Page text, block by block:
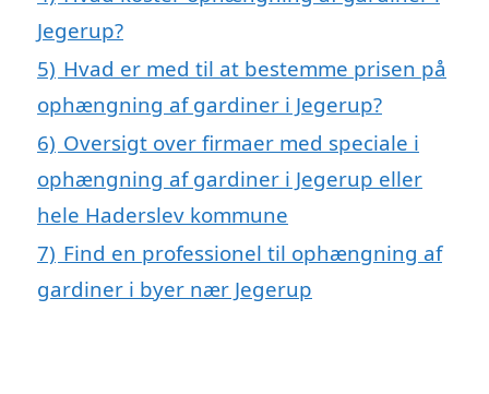
Jegerup?
5) Hvad er med til at bestemme prisen på
ophængning af gardiner i Jegerup?
6) Oversigt over firmaer med speciale i
ophængning af gardiner i Jegerup eller
hele Haderslev kommune
7) Find en professionel til ophængning af
gardiner i byer nær Jegerup